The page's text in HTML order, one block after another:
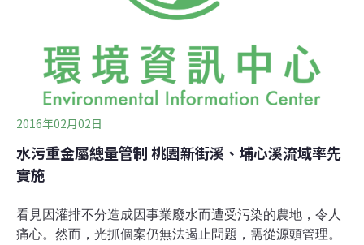
限已倒數計時，呼籲業者加速作業，若未於期限內完成登
量。他強調，
2016年02月02日
水污重金屬總量管制 桃園新街溪、埔心溪流域率先
實施
看見因灌排不分造成因事業廢水而遭受污染的農地，令人
痛心。然而，光抓個案仍無法遏止問題，需從源頭管理。